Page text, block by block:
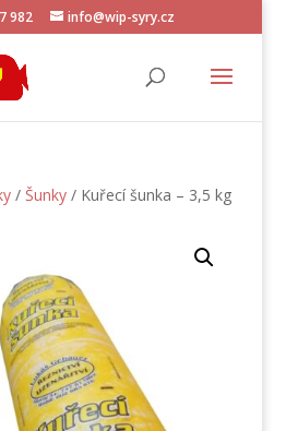
982 info@wip-syry.cz
/ Šunky/ Kuřecí šunka – 3,5 kg